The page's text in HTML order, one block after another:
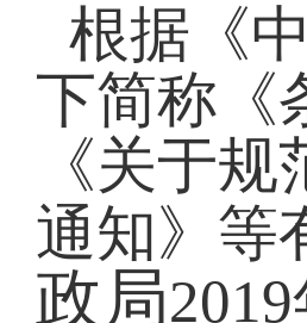
根据《
下简称《
《关于
通知》等
政局2019